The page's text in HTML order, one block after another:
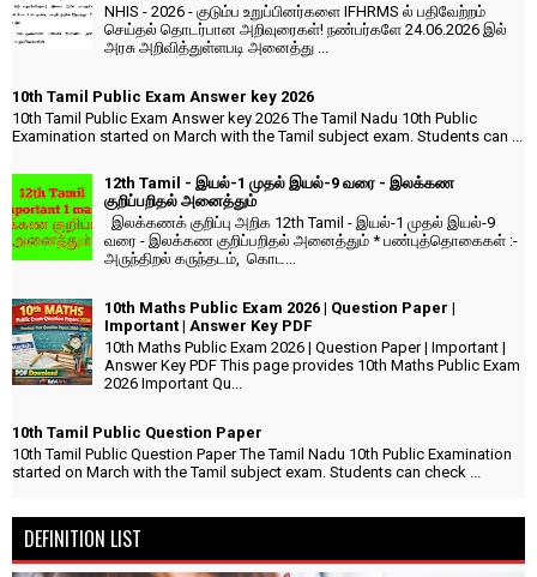
NHIS - 2026 - குடும்ப உறுப்பினர்களை IFHRMS ல் பதிவேற்றம்
செய்தல் தொடர்பான அறிவுரைகள்! நண்பர்களே 24.06.2026 இல்
அரசு அறிவித்துள்ளபடி அனைத்து ...
10th Tamil Public Exam Answer key 2026
10th Tamil Public Exam Answer key 2026 The Tamil Nadu 10th Public
Examination started on March with the Tamil subject exam. Students can ...
12th Tamil - இயல்-1 முதல் இயல்-9 வரை - இலக்கண
குறிப்பறிதல் அனைத்தும்
இலக்கணக் குறிப்பு அறிக 12th Tamil - இயல்-1 முதல் இயல்-9
வரை - இலக்கண குறிப்பறிதல் அனைத்தும் * பண்புத்தொகைகள் :-
அருந்திறல் கருந்தடம், கொட...
10th Maths Public Exam 2026 | Question Paper |
Important | Answer Key PDF
10th Maths Public Exam 2026 | Question Paper | Important |
Answer Key PDF This page provides 10th Maths Public Exam
2026 Important Qu...
10th Tamil Public Question Paper
10th Tamil Public Question Paper The Tamil Nadu 10th Public Examination
started on March with the Tamil subject exam. Students can check ...
DEFINITION LIST